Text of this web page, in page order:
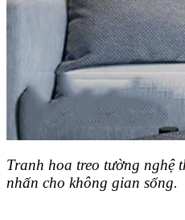
Tranh hoa treo tường nghệ
nhấn cho không gian sống.